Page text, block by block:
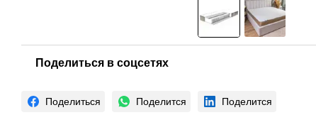
Поделиться в соцсетях
Поделиться Поделится Поделится